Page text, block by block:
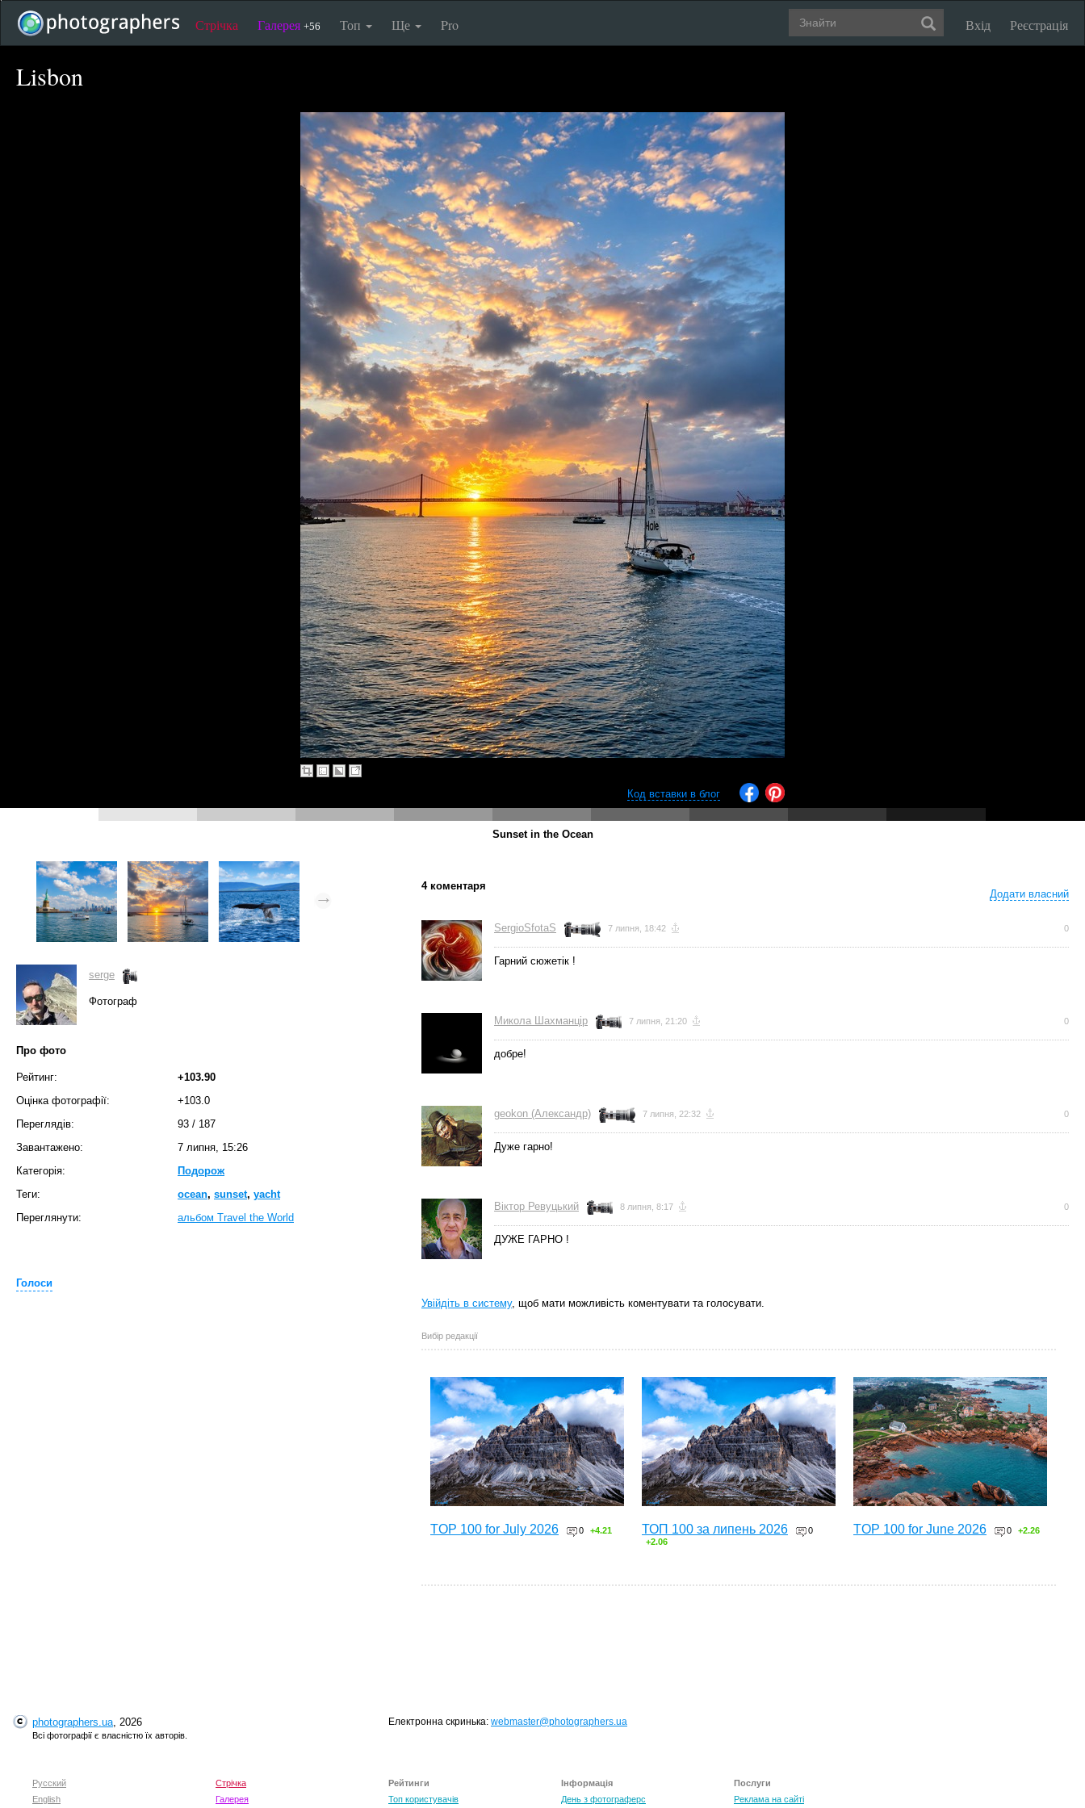
Стрічка Галерея +56 Топ Ще Pro Вхід Реєстрація
Lisbon
Код вставки в блог
Sunset in the Ocean
← Остання
serge
Фотограф
Про фото
Рейтинг:
+103.90
Оцінка фотографії:
+103.0
Переглядів:
93 / 187
Завантажено:
7 липня, 15:26
Категорія:
Подорож
Теги:
ocean, sunset, yacht
Переглянути:
альбом Travel the World
Голоси
4 коментаря
Додати власний
SergioSfotaS 7 липня, 18:42 0
Гарний сюжетік !
Микола Шахманцір 7 липня, 21:20 0
добре!
geokon (Александр) 7 липня, 22:32 0
Дуже гарно!
Вiктор Ревуцький 8 липня, 8:17 0
ДУЖЕ ГАРНО !
Увійдіть в систему, щоб мати можливість коментувати та голосувати.
Вибір редакції
TOP 100 for July 2026 0 +4.21 ТОП 100 за липень 2026
0
+2.06
TOP 100 for June 2026 0 +2.26
photographers.ua, 2026
Всі фотографії є власністю їх авторів.
Електронна скринька: webmaster@photographers.ua
Русский
English
Стрічка
Галерея
Рейтинги
Топ користувачів
Інформація
День з фотограферс
Послуги
Реклама на сайті